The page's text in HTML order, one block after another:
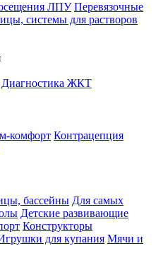
ЛПУ Перевязочные
системы для растворов
Диагностика ЖКТ
комфорт Контрацепция
бассейны Для самых
Детские развивающие
Конструкторы
для купания Мячи и